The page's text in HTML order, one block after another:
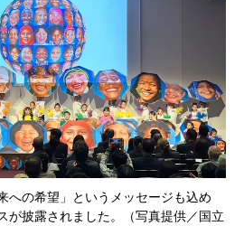
への希望」というメッセージも込め
が披露されました。（写真提供／国立